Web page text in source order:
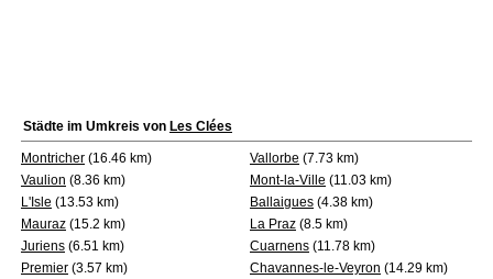
Städte im Umkreis von Les Clées
Montricher (16.46 km) Vallorbe (7.73 km)
Vaulion (8.36 km) Mont-la-Ville (11.03 km)
L'Isle (13.53 km) Ballaigues (4.38 km)
Mauraz (15.2 km) La Praz (8.5 km)
Juriens (6.51 km) Cuarnens (11.78 km)
Premier (3.57 km) Chavannes-le-Veyron (14.29 km)